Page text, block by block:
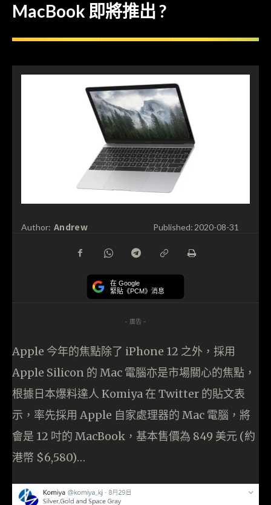
MacBook 即將推出 ?
Author: Andrew Published: 2020-08-31
在 Google
緊貼《PCM》消息
- 廣告 -
Apple 今年的焦點除了 iPhone 12 之外，採用
Apple Silicon 的 Mac 電腦亦是市場關心的焦點，
根據日本爆料達人 Komiya 在 Twitter 的貼文表
示，率先採用 Apple 自家處理器的 Mac 電腦，將
會是 12 吋的 MacBook，基本售價為 849 美元 (約
港幣 $6,580)…